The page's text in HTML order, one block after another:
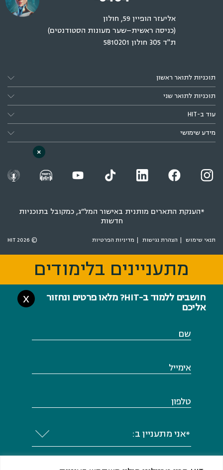
תוכניות לתואר ראשון
תוכניות לתואר שני
*הענקת התארים מותנית באישור המל״ג, כמקובל בתוכניות
תנאי שימוש הצהרת נגישות מדיניות הפרטיות
מתעניינים בלימודים
אליכם
X
שם
אימייל
טלפון
*אני מתעניין ב:
טכנולוגי חולון (ע"ר) דיוור, לרבות מידע שיווקי
מתעניינים בלימודים
×